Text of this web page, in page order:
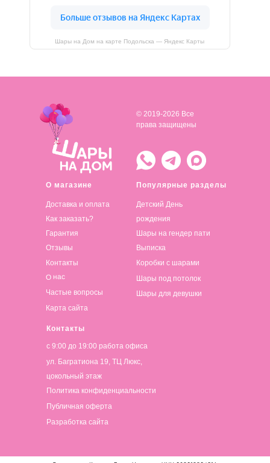
Шары на Дом на карте Подольска — Яндекс Карты
О магазине
Доставка и оплата
Популярные разделы
Детский День
рождения
Контакты
© 2019-2026 Все
права защищены
Как заказать?
Гарантия
Отзывы
Контакты
О нас
Частые вопросы
Карта сайта
Шары на гендер пати
Выписка
Коробки с шарами
Шары под потолок
Шары для девушки
с 9:00 до 19:00 работа офиса
ул. Багратиона 19, ТЦ Люкс,
цокольный этаж
Политика конфиденциальности
Публичная оферта
Разработка сайта